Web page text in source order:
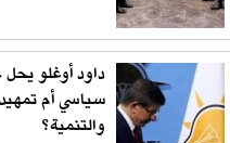
داود أوغلو
سياسي أم تمهيد
والتنمية؟